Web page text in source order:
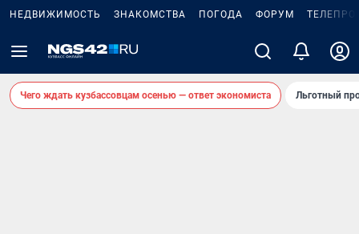
НЕДВИЖИМОСТЬ ЗНАКОМСТВА ПОГОДА ФОРУМ
Чего ждать кузбассовцам осенью — ответ экономиста Льготный